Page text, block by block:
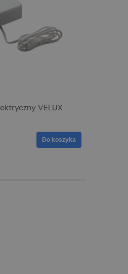
VELUX
Do koszyka